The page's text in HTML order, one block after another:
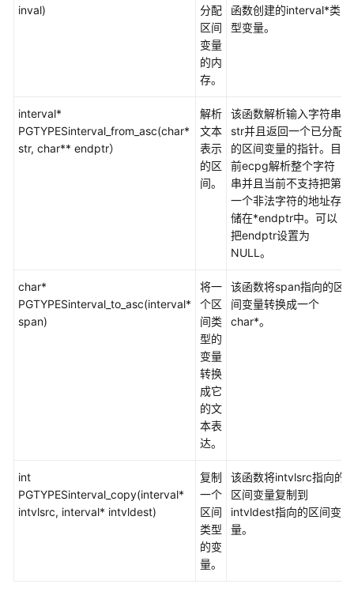
指
南
指
南
（分
（集
中
inval)
分配
区间
变量
的内
存。
函数创建的interval*类
型变量。
interval*
PGTYPESinterval_from_asc(char*
str, char** endptr）
解析
文本
表示
的区
间。
该函数解析输入字符串
str并且返回一个已分配
的区间变量的指针。目
前ecpg解析整个字符
串并且当前不支持把第
一个非法字符的地址存
储在*endptr中。可以
把endptr设置为
NULL。
char*
PGTYPESinterval_to_asc(interval*
span)
将一
个区
间类
型的
变量
转换
成它
的文
本表
达。
该函数将span指向的区
间变量转换成一个
char*。
int
PGTYPESinterval_copy(interval*
intvlsrc, interval* intvldest)
复制
一个
区间
类型
的变
量。
该函数将intvlsrc指向的
区间变量复制到
intvldest指向的区间变
量。